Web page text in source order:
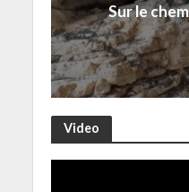
Sur le
Video